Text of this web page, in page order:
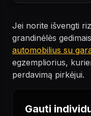
Jei norite išvengti
grandinėlės
automobilius su
egzempliorius,
perdavimą pirkėjui.
Gauti